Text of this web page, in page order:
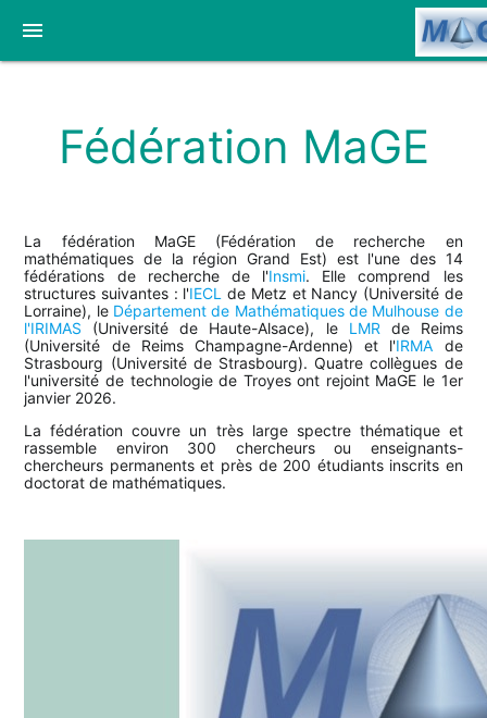
menu
Fédération MaGE
La fédération MaGE (Fédération de recherche en
mathématiques de la région Grand Est) est l'une des 14
fédérations de recherche de l'Insmi. Elle comprend les
structures suivantes : l'IECL de Metz et Nancy (Université de
Lorraine), le Département de Mathématiques de Mulhouse de
l'IRIMAS (Université de Haute-Alsace), le LMR de Reims
(Université de Reims Champagne-Ardenne) et l'IRMA de
Strasbourg (Université de Strasbourg). Quatre collègues de
l'université de technologie de Troyes ont rejoint MaGE le 1er
janvier 2026.
La fédération couvre un très large spectre thématique et
rassemble environ 300 chercheurs ou enseignants-
chercheurs permanents et près de 200 étudiants inscrits en
doctorat de mathématiques.